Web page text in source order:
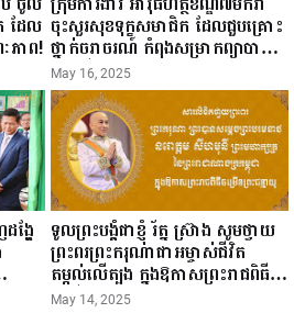
ដែល
ភាព!
ចុះសួរសុខទុក្ខសមាជិក ដែលជួបគ្រោះ
ថ្នាក់ចរាចរណ៍ កំពុងសម្រាកព្យាបាល
នៅមន្ទីរពេទ្យ!
May 16, 2025
ហែ ទូលព្រះបង្គំជាខ្ញុំ រ័ត្ន ស្រ៊ាង សូមថ្វាយ
ព្រះពរព្រះករុណាជាអម្ចាស់ជីវិត
តម្កល់លើត្បូង ក្នុងឱកាសព្រះរាជពិធី
ចម្រើនព្រះជន្ម គម្រប់ខួប៧២ យាងចូល
May 14, 2025